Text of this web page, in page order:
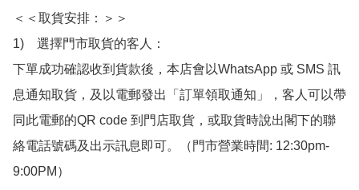
＜＜取貨安排：＞＞
1)　選擇門市取貨的客人：
下單成功確認收到貨款後，本店會以WhatsApp 或 SMS 訊
息通知取貨，及以電郵發出「訂單領取通知」，客人可以帶
同此電郵的QR code 到門店取貨，或取貨時說出閣下的聯
絡電話號碼及出示訊息即可。（門市營業時間: 12:30pm-
9:00PM）